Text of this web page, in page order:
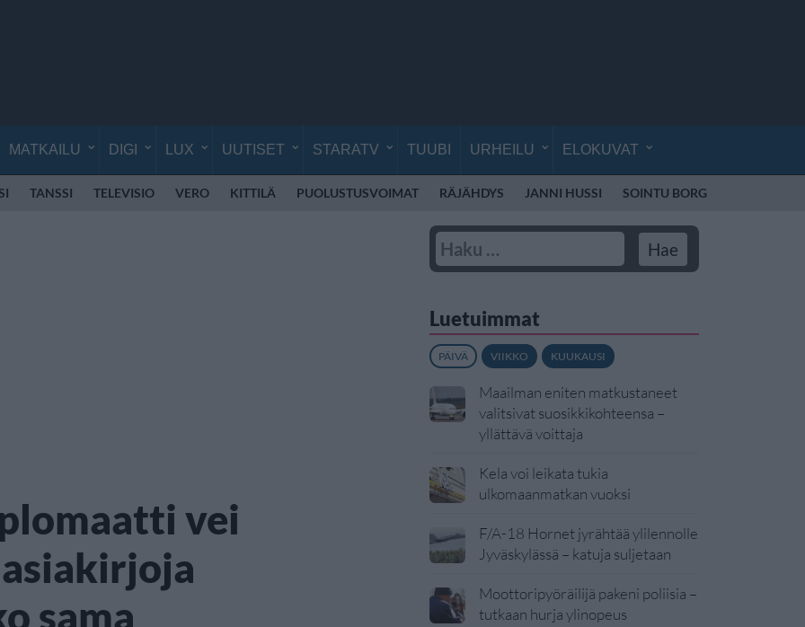
MATKAILU DIGI LUX UUTISET STARATV TUUBI URHEILU ELOKUVAT
TANSSI TELEVISIO VERO KITTILÄ PUOLUSTUSVOIMAT RÄJÄHDYS JANNI HUSSI SOINTU BORG
vei
sama
Luetuimmat
PÄIVÄ VIIKKO KUUKAUSI
Maailman eniten matkustaneet
valitsivat suosikkikohteensa –
yllättävä voittaja
Kela voi leikata tukia
ulkomaanmatkan vuoksi
F/A-18 Hornet jyrähtää ylilennolle
Jyväskylässä – katuja suljetaan
Moottoripyöräilijä pakeni poliisia –
tutkaan hurja ylinopeus